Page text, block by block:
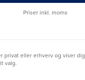
dig.
Priser inkl. moms
privat eller erhverv og viser
valg.